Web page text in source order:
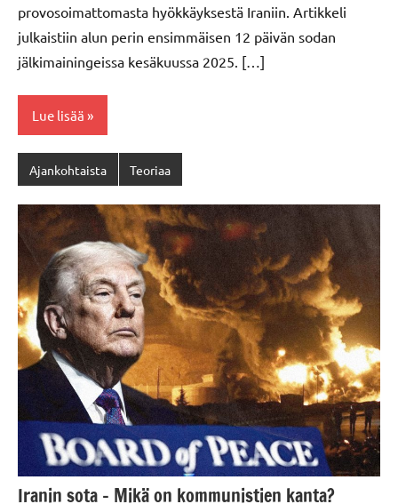
provosoimattomasta hyökkäyksestä Iraniin. Artikkeli
julkaistiin alun perin ensimmäisen 12 päivän sodan
jälkimainingeissa kesäkuussa 2025. […]
Lue lisää
Ajankohtaista Teoriaa
Iranin sota – Mikä on kommunistien kanta?